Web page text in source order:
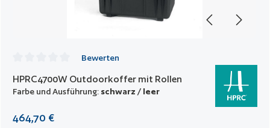
Bewerten
HPRC4700W Outdoorkoffer mit Rollen
Farbe und Ausführung: schwarz / leer
464,70 €